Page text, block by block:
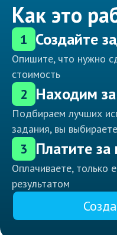
Как это
1 Создайте
Опишите, что нужно
стоимость
2 Находим
Подбираем лучших
задания, вы
3 Платите за
Оплачиваете, только
результатом